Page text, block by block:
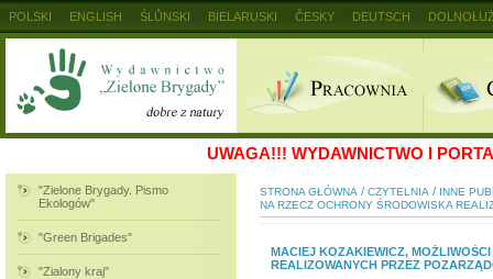
UWAGA!!! WYDAWNICTWO I
"Zielone Brygady. Pismo
Ekologów"
"Green Brigades"
"Zialony kraj"
STRONA GŁÓWNA / CZYTELNIA / INNE
NA RZECZ OCHRONY ŚRODOWISKA
MACIEJ KOZAKIEWICZ,
REALIZOWANYCH PRZEZ
POLSKI ENGLISH ŚLŮNSKI BIELARUSKI ČESKY DEUTSCH